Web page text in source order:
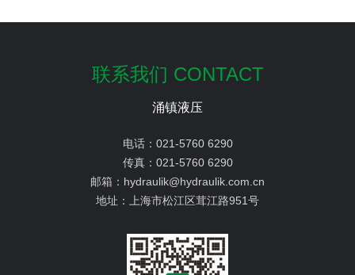
联系我们 CONTACT
涌镇液压
电话： 021-5760 6290
传真： 021-5760 6290
邮箱： hydraulik@hydraulik.com.cn
地址：
上海市松江区茸江路951号